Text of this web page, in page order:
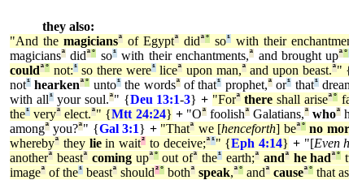
they also:
"And themagiciansª of Egyptª didª° so¹ with their
magiciansª didª° so¹with their enchantments,ª and brought upª°
couldª° not:¹so there were¹liceª upon man,ª and upon beast.ª"
not¹ hearkenª° unto¹the wordsªof that¹ prophet,ªor¹ that¹
with all¹your soul.ª" {Deu 13:1-3} + "Forª there shall ariseª°
the¹ veryª elect.ª" {Mtt 24:24} + "OªfoolishªGalatians,ª whoª
amongª you?ª" {Gal 3:1} + "Thatª we [henceforth] beª° no
wherebyª they liein wait² to deceive;ª¹" {Eph 4:14} + "[Even
anotherª beastª comingupª°out ofª the¹ earth;ª andª he hadª°
imageª of the¹ beastª should²° bothª speak,ª° andª causeª° that